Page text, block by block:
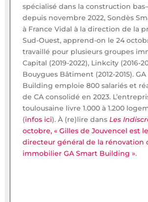
spécialisé dans la construction
depuis novembre 2022, Sondès
à France Vidal à la direction de la
Sud-Ouest, apprend-on le 24
travaillé pour plusieurs groupes
Capital (2019-2022), Linkcity (2016-
Bouygues Bâtiment (2012-2015).
Building emploie 800 salariés et
de CA consolidé en 2023.
toulousaine livre 1.000 à 1.200
(infos ici). À (re)lire dans Les
octobre, « Gilles de Jouvencel est
directeur général de la rénovation
immobilier GA Smart Building ».